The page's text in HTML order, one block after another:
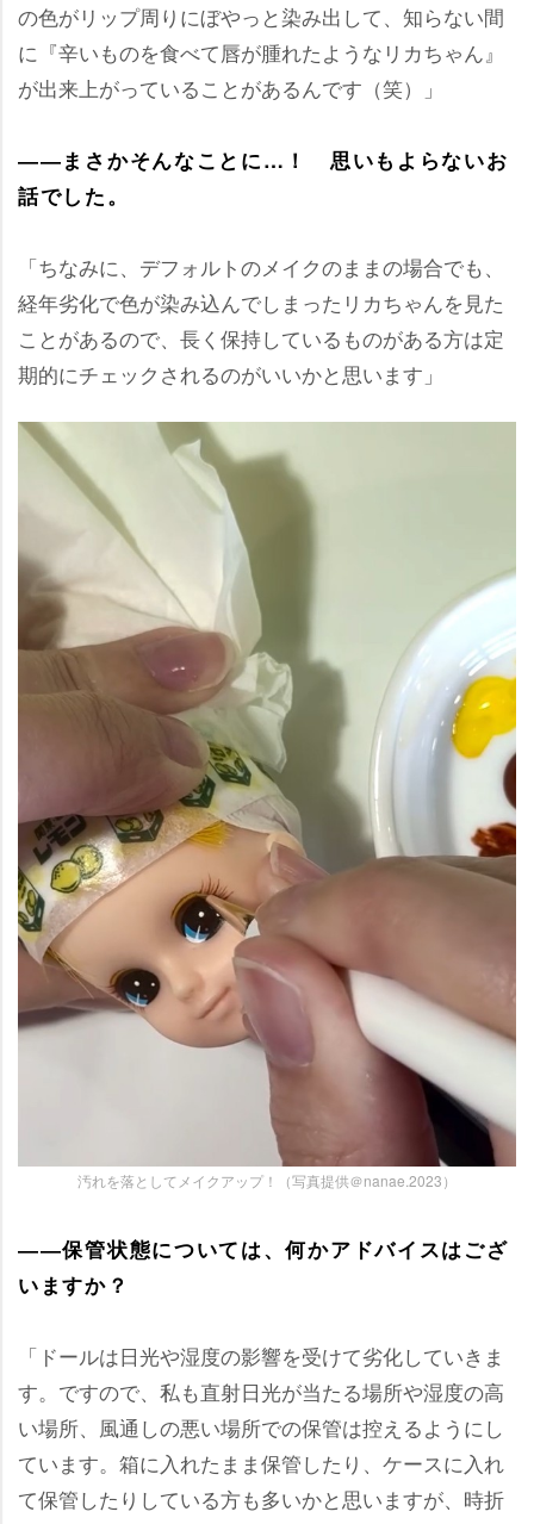
の色がリップ周りにぼやっと染み出して、知らない間
に『辛いものを食べて唇が腫れたようなリカちゃん』
が出来上がっていることがあるんです（笑）」
――まさかそんなことに…！ 思いもよらないお
話でした。
「ちなみに、デフォルトのメイクのままの場合でも、
経年劣化で色が染み込んでしまったリカちゃんを見た
ことがあるので、長く保持しているものがある方は定
期的にチェックされるのがいいかと思います」
汚れを落としてメイクアップ！（写真提供＠nanae.2023）
――保管状態については、何かアドバイスはござ
いますか？
「ドールは日光や湿度の影響を受けて劣化していきま
す。ですので、私も直射日光が当たる場所や湿度の高
い場所、風通しの悪い場所での保管は控えるようにし
ています。箱に入れたまま保管したり、ケースに入れ
て保管したりしている方も多いかと思いますが、時折